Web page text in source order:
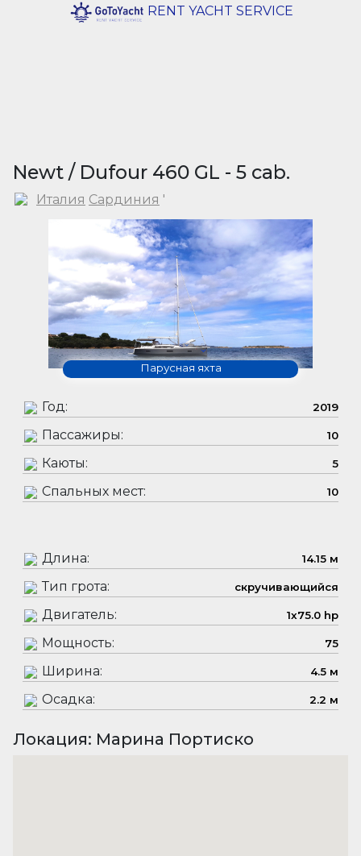
RENT YACHT SERVICE
Newt / Dufour 460 GL - 5 cab.
Италия Сардиния '
Парусная яхта
Год: 2019
Пассажиры: 10
Каюты: 5
Спальных мест: 10
Длина: 14.15 м
Тип грота: скручивающийся
Двигатель: 1x75.0 hp
Мощность: 75
Ширина: 4.5 м
Осадка: 2.2 м
Локация: Марина Портиско